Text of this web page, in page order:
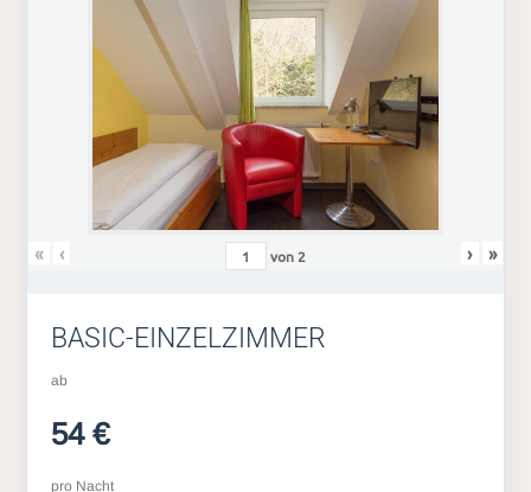
« ‹ von 2 › »
BASIC-EINZELZIMMER
ab
54 €
pro Nacht